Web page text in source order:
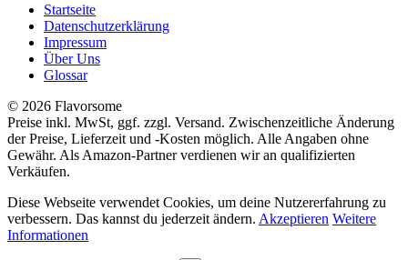
Startseite
Datenschutzerklärung
Impressum
Über Uns
Glossar
© 2026 Flavorsome
Preise inkl. MwSt, ggf. zzgl. Versand. Zwischenzeitliche Änderung
der Preise, Lieferzeit und -Kosten möglich. Alle Angaben ohne
Gewähr. Als Amazon-Partner verdienen wir an qualifizierten
Verkäufen.
Diese Webseite verwendet Cookies, um deine Nutzererfahrung zu
verbessern. Das kannst du jederzeit ändern. Akzeptieren Weitere
Informationen